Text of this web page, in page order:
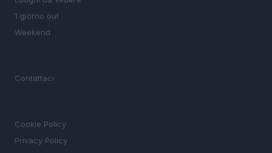
1 giorno out
Weekend
Contattaci
Cookie Policy
Privacy Policy